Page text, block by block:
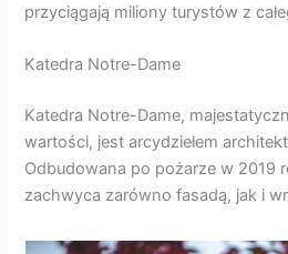
przyciągają miliony turystów z
Katedra Notre-Dame
Katedra Notre-Dame,
wartości, jest arcydziełem
Odbudowana po pożarze w 2019
zachwyca zarówno fasadą, jak i